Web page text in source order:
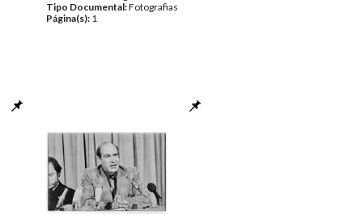
Tipo Documental:Fotografias
Página(s): 1